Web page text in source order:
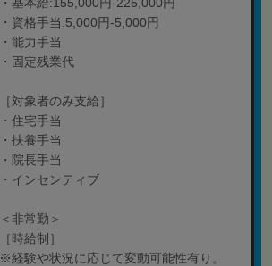
・資格手当:5,000円-5,000円
・能力手当
・固定残業代
［対象者のみ支給］
・住宅手当
・扶養手当
・院長手当
・インセンティブ
＜非常勤＞
［時給制］
※経験や状況に応じて変動可能性有り。